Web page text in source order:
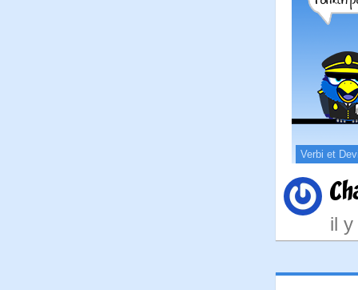
Verbi et
il